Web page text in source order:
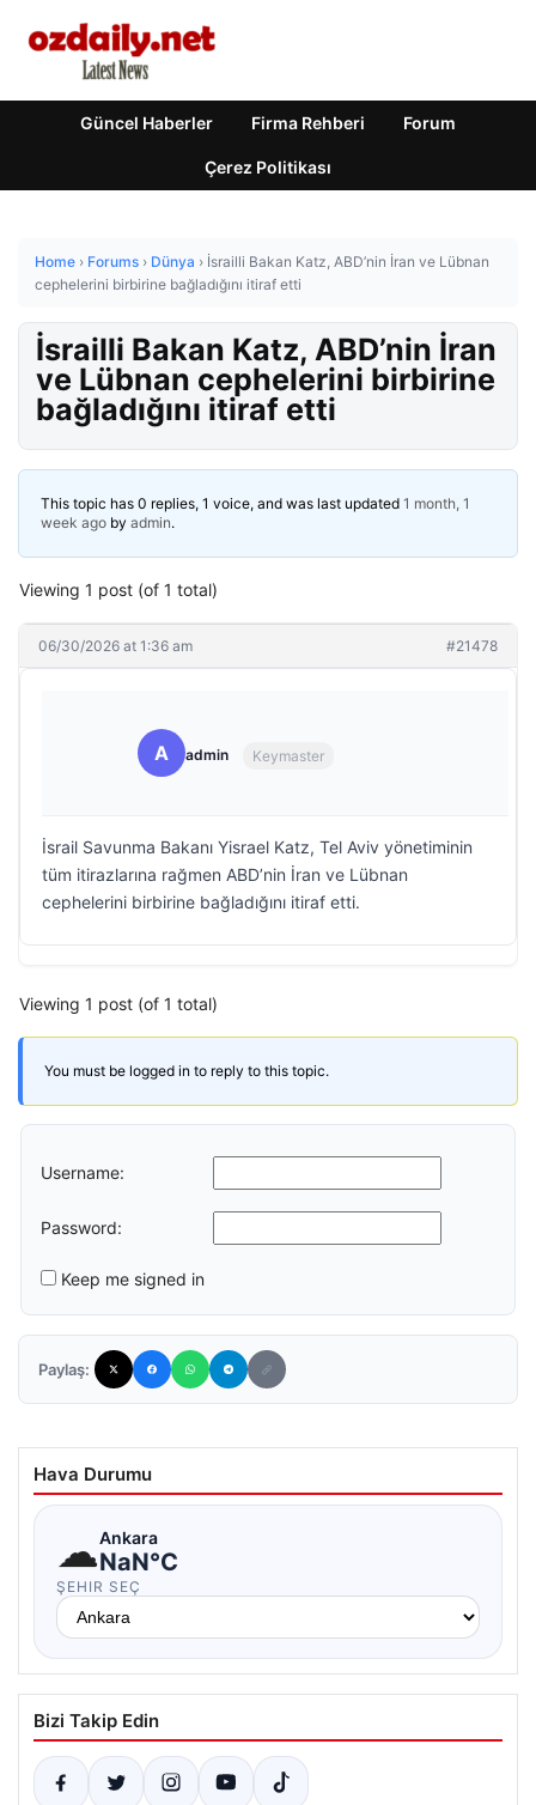
Güncel Haberler Firma Rehberi Forum
Çerez Politikası
Home › Forums › Dünya › İsrailli Bakan Katz, ABD’nin İran ve Lübnan
cephelerini birbirine bağladığını itiraf etti
İsrailli Bakan Katz, ABD’nin İran
ve Lübnan cephelerini birbirine
bağladığını itiraf etti
This topic has 0 replies, 1 voice, and was last updated 1 month, 1
week ago by admin.
Viewing 1 post (of 1 total)
06/30/2026 at 1:36 am #21478
A admin Keymaster
İsrail Savunma Bakanı Yisrael Katz, Tel Aviv yönetiminin
tüm itirazlarına rağmen ABD’nin İran ve Lübnan
cephelerini birbirine bağladığını itiraf etti.
Viewing 1 post (of 1 total)
You must be logged in to reply to this topic.
Username:
Password:
Keep me signed in
Paylaş:
Hava Durumu
☁Ankara
NaN°C
ŞEHIR SEÇ
Bizi Takip Edin